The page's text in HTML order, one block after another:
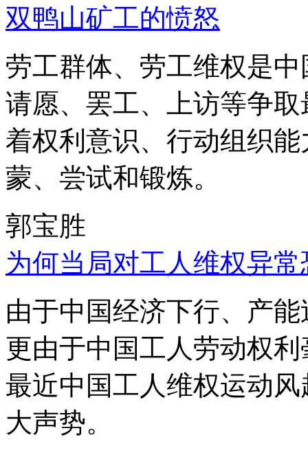
双鸭山矿工的愤怒
劳工群体、劳工维权是
请愿、罢工、上访等争
着权利意识、行动组织
蒙、尝试和锻炼。
郭宝胜
为何当局对工人维权异
由于中国经济下行、产
更由于中国工人劳动权
最近中国工人维权运动
大声势。